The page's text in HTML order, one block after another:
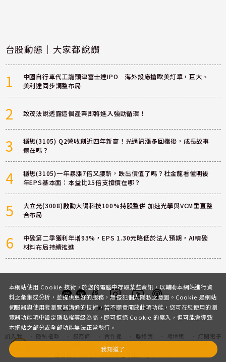
台股動態｜大家都說讚
1
中國自行車代工龍頭津富士達IPO 海外設廠搶歐美訂單，巨大、
美利達同步調整布局
2 致茂法說透露這個產業即將進入強勁循環！
3
穩懋(3105) Q2營收創近四年新高！光通訊漲多回檔後，成長故事
還在嗎？
4
穩懋(3105)一年暴漲7倍又腰斬，跌出價值了嗎？杜金龍看懂明後
年EPS基本面：本益比25倍支撐價在哪？
5
大立光(3008)啟動大陽科技100%持股整併 加速光學與VCM垂直整
合布局
6
中碳第二季獲利年增93%，EPS 1.30元略低於法人預期，AI精碳
材料布局持續推進
客服 討論區粉絲團InstagramYoutubePodcast
加入我
們
隱私權政
服務條
合作提
聯絡我
場地租
訂閱電子
本網站使用 Cookie 技術，於您的電腦中存取某些資訊，以輔助本網站進行資
料之彙集或分析，並提供更好的服務，無侵犯個人隱私之意圖。Cookie 是網站
伺服器與使用者瀏覽器溝通的技術，若不願意開放此項功能，您可在您使用的瀏
覽器功能項中設定隱私權等級為高，即可拒絕 Cookie 的寫入，但可能會導致
本網站之部分或全部功能無法正常執行。
我知道了